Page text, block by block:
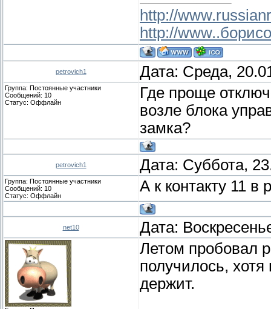
http://
http://
petrovich1 Дата: Среда,
Группа: Постоянные участники
Сообщений: 10
Статус: Оффлайн
Где проще
возле блока
замка?
petrovich1 Дата: Суббота,
Группа: Постоянные участники
Сообщений: 10
Статус: Оффлайн
А к контакту 11
net10 Дата:
Летом пробовал
получилось,
держит.